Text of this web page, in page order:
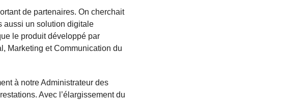
de partenaires. On cherchait
aussi un solution digitale
le produit développé par
Marketing et Communication du
à notre Administrateur des
Avec l’élargissement du